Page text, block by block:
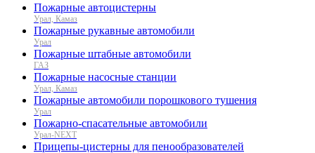
Пожарные автоцистерны
Урал, Камаз
Пожарные рукавные автомобили
Урал
Пожарные штабные автомобили
ГАЗ
Пожарные насосные станции
Урал, Камаз
Пожарные автомобили порошкового тушения
Урал
Пожарно-спасательные автомобили
Урал-NEXT
Прицепы-цистерны для пенообразователей